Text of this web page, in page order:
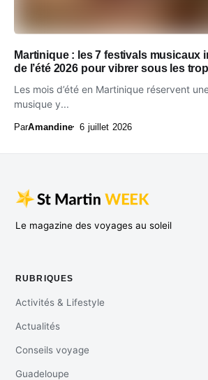
Martinique : les 7 festivals musicaux
de l’été 2026 pour vibrer sous les
Les mois d’été en Martinique réservent
musique y...
ParAmandine 6 juillet 2026
Le magazine des voyages au soleil
RUBRIQUES
Activités & Lifestyle
Actualités
Conseils voyage
Guadeloupe